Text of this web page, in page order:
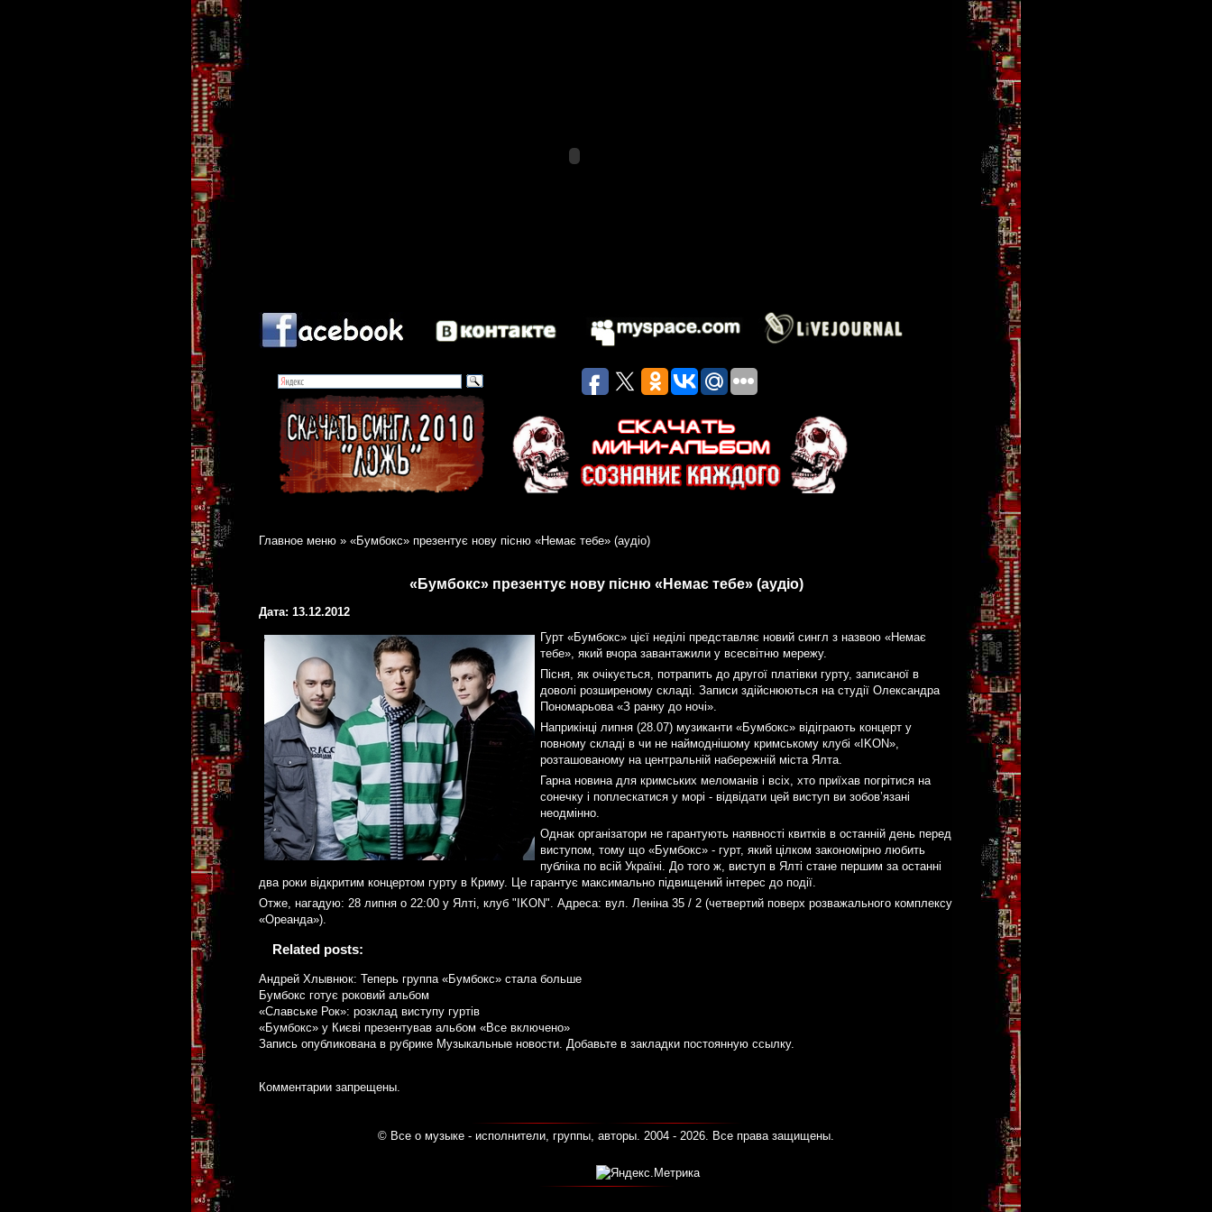
Главное меню » «Бумбокс» презентує нову пісню «Немає тебе» (аудіо)
«Бумбокс» презентує нову пісню «Немає тебе» (аудіо)
Дата: 13.12.2012
Гурт «Бумбокс» цієї неділі представляє новий сингл з назвою «Немає
тебе», який вчора завантажили у всесвітню мережу.
Пісня, як очікується, потрапить до другої платівки гурту, записаної в
доволі розширеному складі. Записи здійснюються на студії Олександра
Пономарьова «З ранку до ночі».
Наприкінці липня (28.07) музиканти «Бумбокс» відіграють концерт у
повному складі в чи не наймоднішому кримському клубі «IKON»,
розташованому на центральній набережній міста Ялта.
Гарна новина для кримських меломанів і всіх, хто приїхав погрітися на
сонечку і поплескатися у морі - відвідати цей виступ ви зобов’язані
неодмінно.
Однак організатори не гарантують наявності квитків в останній день перед
виступом, тому що «Бумбокс» - гурт, який цілком закономірно любить
публіка по всій Україні. До того ж, виступ в Ялті стане першим за останні
два роки відкритим концертом гурту в Криму. Це гарантує максимально підвищений інтерес до події.
Отже, нагадую: 28 липня о 22:00 у Ялті, клуб "IKON". Адреса: вул. Леніна 35 / 2 (четвертий поверх розважального комплексу
«Ореанда»).
Related posts:
Андрей Хлывнюк: Теперь группа «Бумбокс» стала больше
Бумбокс готує роковий альбом
«Славське Рок»: розклад виступу гуртів
«Бумбокс» у Києві презентував альбом «Все включено»
Запись опубликована в рубрике Музыкальные новости. Добавьте в закладки постоянную ссылку.
Комментарии запрещены.
© Все о музыке - исполнители, группы, авторы. 2004 - 2026. Все права защищены.